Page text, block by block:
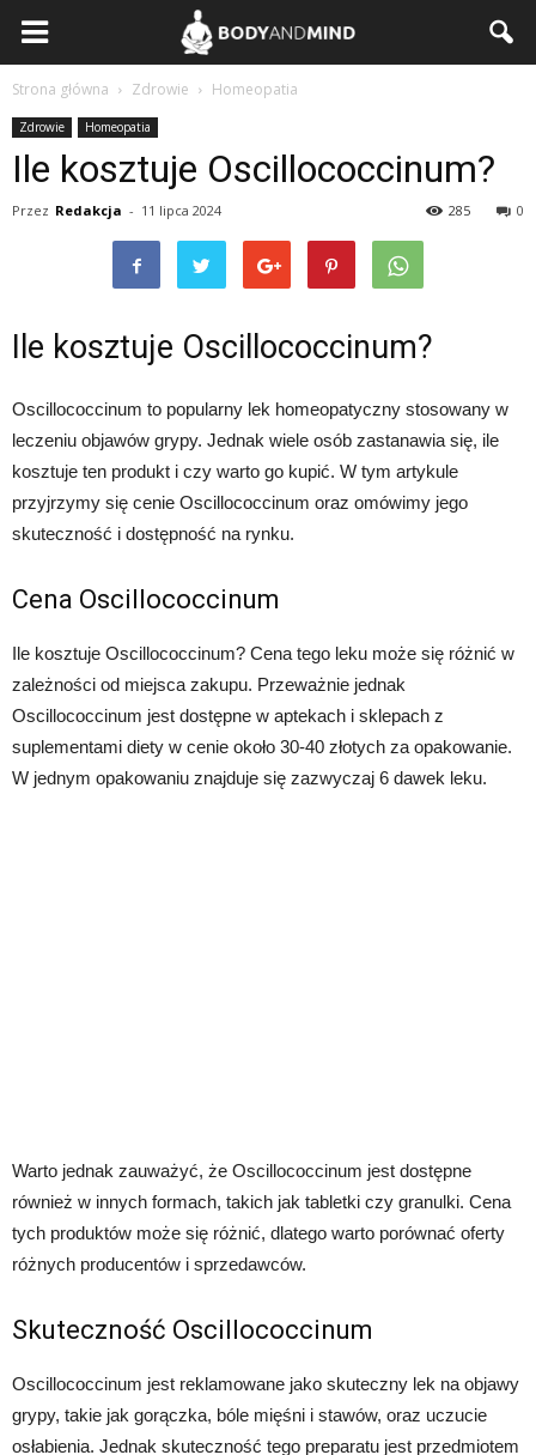
BodyAndMind.pl
Strona główna Zdrowie Homeopatia
Zdrowie Homeopatia
Ile kosztuje Oscillococcinum?
Przez Redakcja - 11 lipca 2024 0
285
Ile kosztuje Oscillococcinum?
Oscillococcinum to popularny lek homeopatyczny stosowany w
leczeniu objawów grypy. Jednak wiele osób zastanawia się, ile
kosztuje ten produkt i czy warto go kupić. W tym artykule
przyjrzymy się cenie Oscillococcinum oraz omówimy jego
skuteczność i dostępność na rynku.
Cena Oscillococcinum
Ile kosztuje Oscillococcinum? Cena tego leku może się różnić w
zależności od miejsca zakupu. Przeważnie jednak
Oscillococcinum jest dostępne w aptekach i sklepach z
suplementami diety w cenie około 30-40 złotych za opakowanie.
W jednym opakowaniu znajduje się zazwyczaj 6 dawek leku.
Warto jednak zauważyć, że Oscillococcinum jest dostępne
również w innych formach, takich jak tabletki czy granulki. Cena
tych produktów może się różnić, dlatego warto porównać oferty
różnych producentów i sprzedawców.
Skuteczność Oscillococcinum
Oscillococcinum jest reklamowane jako skuteczny lek na objawy
grypy, takie jak gorączka, bóle mięśni i stawów, oraz uczucie
osłabienia. Jednak skuteczność tego preparatu jest przedmiotem